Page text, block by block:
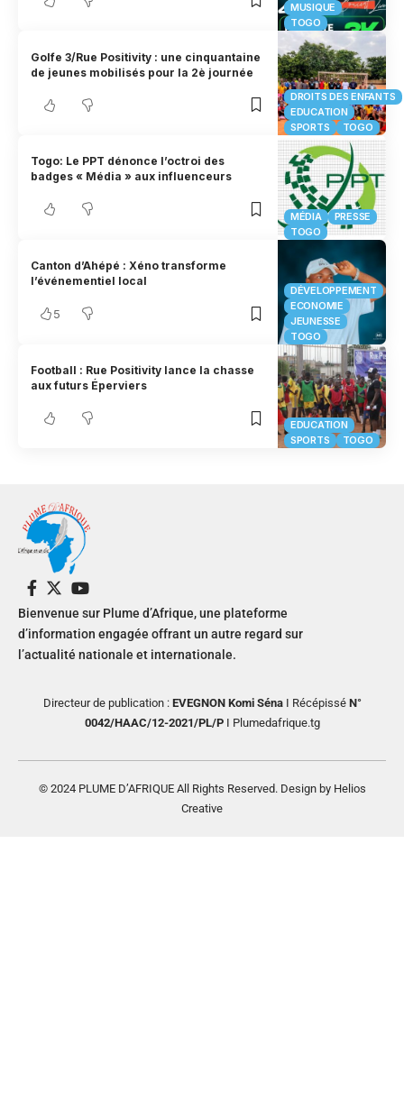
MUSIQUE
TOGO
DROITS DES ENFANTS
EDUCATION
SPORTS
TOGO
Golfe 3/Rue Positivity : une cinquantaine
de jeunes mobilisés pour la 2è journée
MÉDIA
PRESSE
TOGO
Togo: Le PPT dénonce l’octroi des
badges « Média » aux influenceurs
DÉVELOPPEMENT
ECONOMIE
JEUNESSE
TOGO
Canton d’Ahépé : Xéno transforme
l’événementiel local
5
EDUCATION
SPORTS
TOGO
Football : Rue Positivity lance la chasse
aux futurs Éperviers
Bienvenue sur Plume d’Afrique, une plateforme
d’information engagée offrant un autre regard sur
l’actualité nationale et internationale.
Directeur de publication : EVEGNON Komi SénaI RécépisséN°
0042/HAAC/12-2021/PL/PI Plumedafrique.tg
© 2024 PLUME D’AFRIQUE All Rights Reserved. Design by Helios
Creative